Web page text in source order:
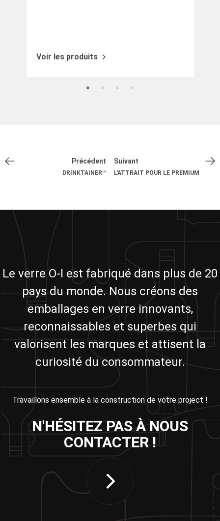
Voir les produits
Précédent
DRINKTAINER™
Suivant
L'ATTRAIT POUR LE PREMIUM
Le verre O-I est fabriqué dans plus de 20
pays du monde. Nous créons des
emballages en verre innovants,
reconnaissables et superbes qui
valorisent les marques et attisent la
curiosité du consommateur.
Travaillons ensemble à la construction de votre project !
N'HÉSITEZ PAS À NOUS
CONTACTER !